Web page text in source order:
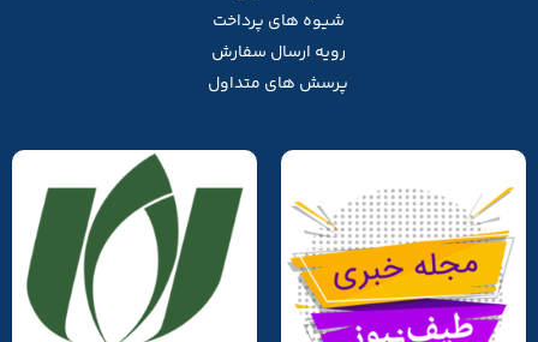
شیوه های پرداخت
رویه ارسال سفارش
پرسش های متداول